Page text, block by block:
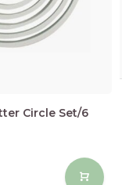
Circle Set/6